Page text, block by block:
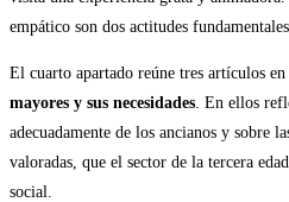
empático son dos actitudes fundamentales.
El cuarto apartado reúne tres artículos
mayores y sus necesidades . En ellos
adecuadamente de los ancianos y sobre
valoradas, que el sector de la tercera
social.